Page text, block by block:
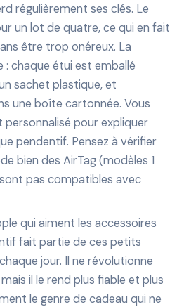
régulièrement ses clés. Le
un lot de quatre, ce qui en fait
être trop onéreux. La
chaque étui est emballé
sachet plastique, et
une boîte cartonnée. Vous
pour expliquer
pendentif. Pensez à vérifier
bien des AirTag (modèles 1
pas compatibles avec
qui aiment les accessoires
fait partie de ces petits
jour. Il ne révolutionne
mais il le rend plus fiable et plus
le genre de cadeau qui ne